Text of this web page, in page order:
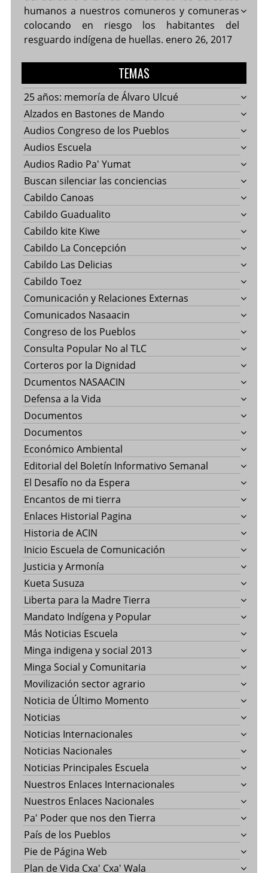
humanos a nuestros comuneros y comuneras
colocando en riesgo los habitantes del
resguardo indígena de huellas. enero 26, 2017
TEMAS
25 años: memoría de Álvaro Ulcué
Alzados en Bastones de Mando
Audios Congreso de los Pueblos
Audios Escuela
Audios Radio Pa' Yumat
Buscan silenciar las conciencias
Cabildo Canoas
Cabildo Guadualito
Cabildo kite Kiwe
Cabildo La Concepción
Cabildo Las Delicias
Cabildo Toez
Comunicación y Relaciones Externas
Comunicados Nasaacin
Congreso de los Pueblos
Consulta Popular No al TLC
Corteros por la Dignidad
Dcumentos NASAACIN
Defensa a la Vida
Documentos
Documentos
Económico Ambiental
Editorial del Boletín Informativo Semanal
El Desafío no da Espera
Encantos de mi tierra
Enlaces Historial Pagina
Historia de ACIN
Inicio Escuela de Comunicación
Justicia y Armonía
Kueta Susuza
Liberta para la Madre Tierra
Mandato Indígena y Popular
Más Noticias Escuela
Minga indigena y social 2013
Minga Social y Comunitaria
Movilización sector agrario
Noticia de Último Momento
Noticias
Noticias Internacionales
Noticias Nacionales
Noticias Principales Escuela
Nuestros Enlaces Internacionales
Nuestros Enlaces Nacionales
Pa' Poder que nos den Tierra
País de los Pueblos
Pie de Página Web
Plan de Vida Cxa' Cxa' Wala